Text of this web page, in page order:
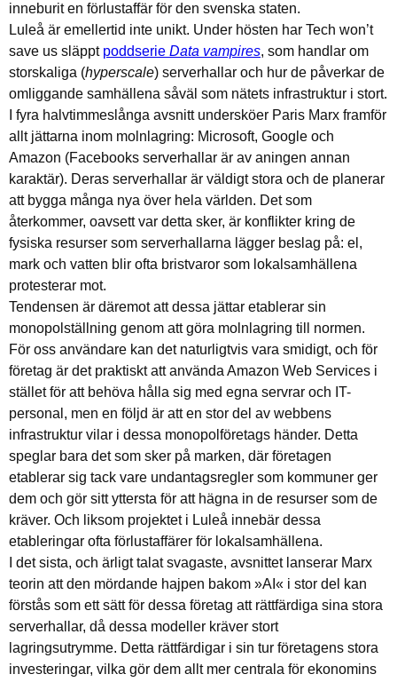
inneburit en förlustaffär för den svenska staten.
Luleå är emellertid inte unikt. Under hösten har Tech won’t
save us släppt poddserie Data vampires, som handlar om
storskaliga (hyperscale) serverhallar och hur de påverkar de
omliggande samhällena såväl som nätets infrastruktur i stort.
I fyra halvtimmeslånga avsnitt undersköer Paris Marx framför
allt jättarna inom molnlagring: Microsoft, Google och
Amazon (Facebooks serverhallar är av aningen annan
karaktär). Deras serverhallar är väldigt stora och de planerar
att bygga många nya över hela världen. Det som
återkommer, oavsett var detta sker, är konflikter kring de
fysiska resurser som serverhallarna lägger beslag på: el,
mark och vatten blir ofta bristvaror som lokalsamhällena
protesterar mot.
Tendensen är däremot att dessa jättar etablerar sin
monopolställning genom att göra molnlagring till normen.
För oss användare kan det naturligtvis vara smidigt, och för
företag är det praktiskt att använda Amazon Web Services i
stället för att behöva hålla sig med egna servrar och IT-
personal, men en följd är att en stor del av webbens
infrastruktur vilar i dessa monopolföretags händer. Detta
speglar bara det som sker på marken, där företagen
etablerar sig tack vare undantagsregler som kommuner ger
dem och gör sitt yttersta för att hägna in de resurser som de
kräver. Och liksom projektet i Luleå innebär dessa
etableringar ofta förlustaffärer för lokalsamhällena.
I det sista, och ärligt talat svagaste, avsnittet lanserar Marx
teorin att den mördande hajpen bakom »AI« i stor del kan
förstås som ett sätt för dessa företag att rättfärdiga sina stora
serverhallar, då dessa modeller kräver stort
lagringsutrymme. Detta rättfärdigar i sin tur företagens stora
investeringar, vilka gör dem allt mer centrala för ekonomins